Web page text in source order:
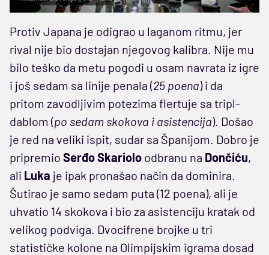
Protiv Japana je odigrao u laganom ritmu, jer
rival nije bio dostajan njegovog kalibra. Nije mu
bilo teško da metu pogodi u osam navrata iz igre
i još sedam sa linije penala (25 poena) i da
pritom zavodljivim potezima flertuje sa tripl-
dablom (po sedam skokova i asistencija). Došao
je red na veliki ispit, sudar sa Španijom. Dobro je
pripremio Serđo Skariolo odbranu na Dončiću,
ali Luka je ipak pronašao način da dominira.
Šutirao je samo sedam puta (12 poena), ali je
uhvatio 14 skokova i bio za asistenciju kratak od
velikog podviga. Dvocifrene brojke u tri
statističke kolone na Olimpijskim igrama dosad